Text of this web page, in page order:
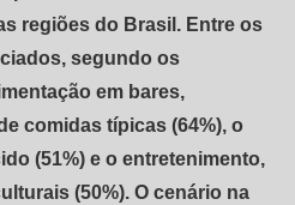
regiões do Brasil. Entre os
segundo os
em bares,
comidas típicas (64%), o
(51%) e o entretenimento,
(50%). O cenário na